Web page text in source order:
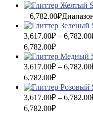
– 6,782.00₽
3,617.00₽ – 6,782.00
6,782.00₽
3,617.00₽ – 6,782.00
6,782.00₽
3,617.00₽ – 6,782.00
6,782.00₽